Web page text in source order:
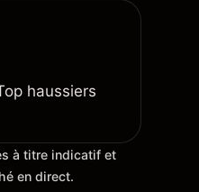
haussiers
à titre indicatif et
en direct.